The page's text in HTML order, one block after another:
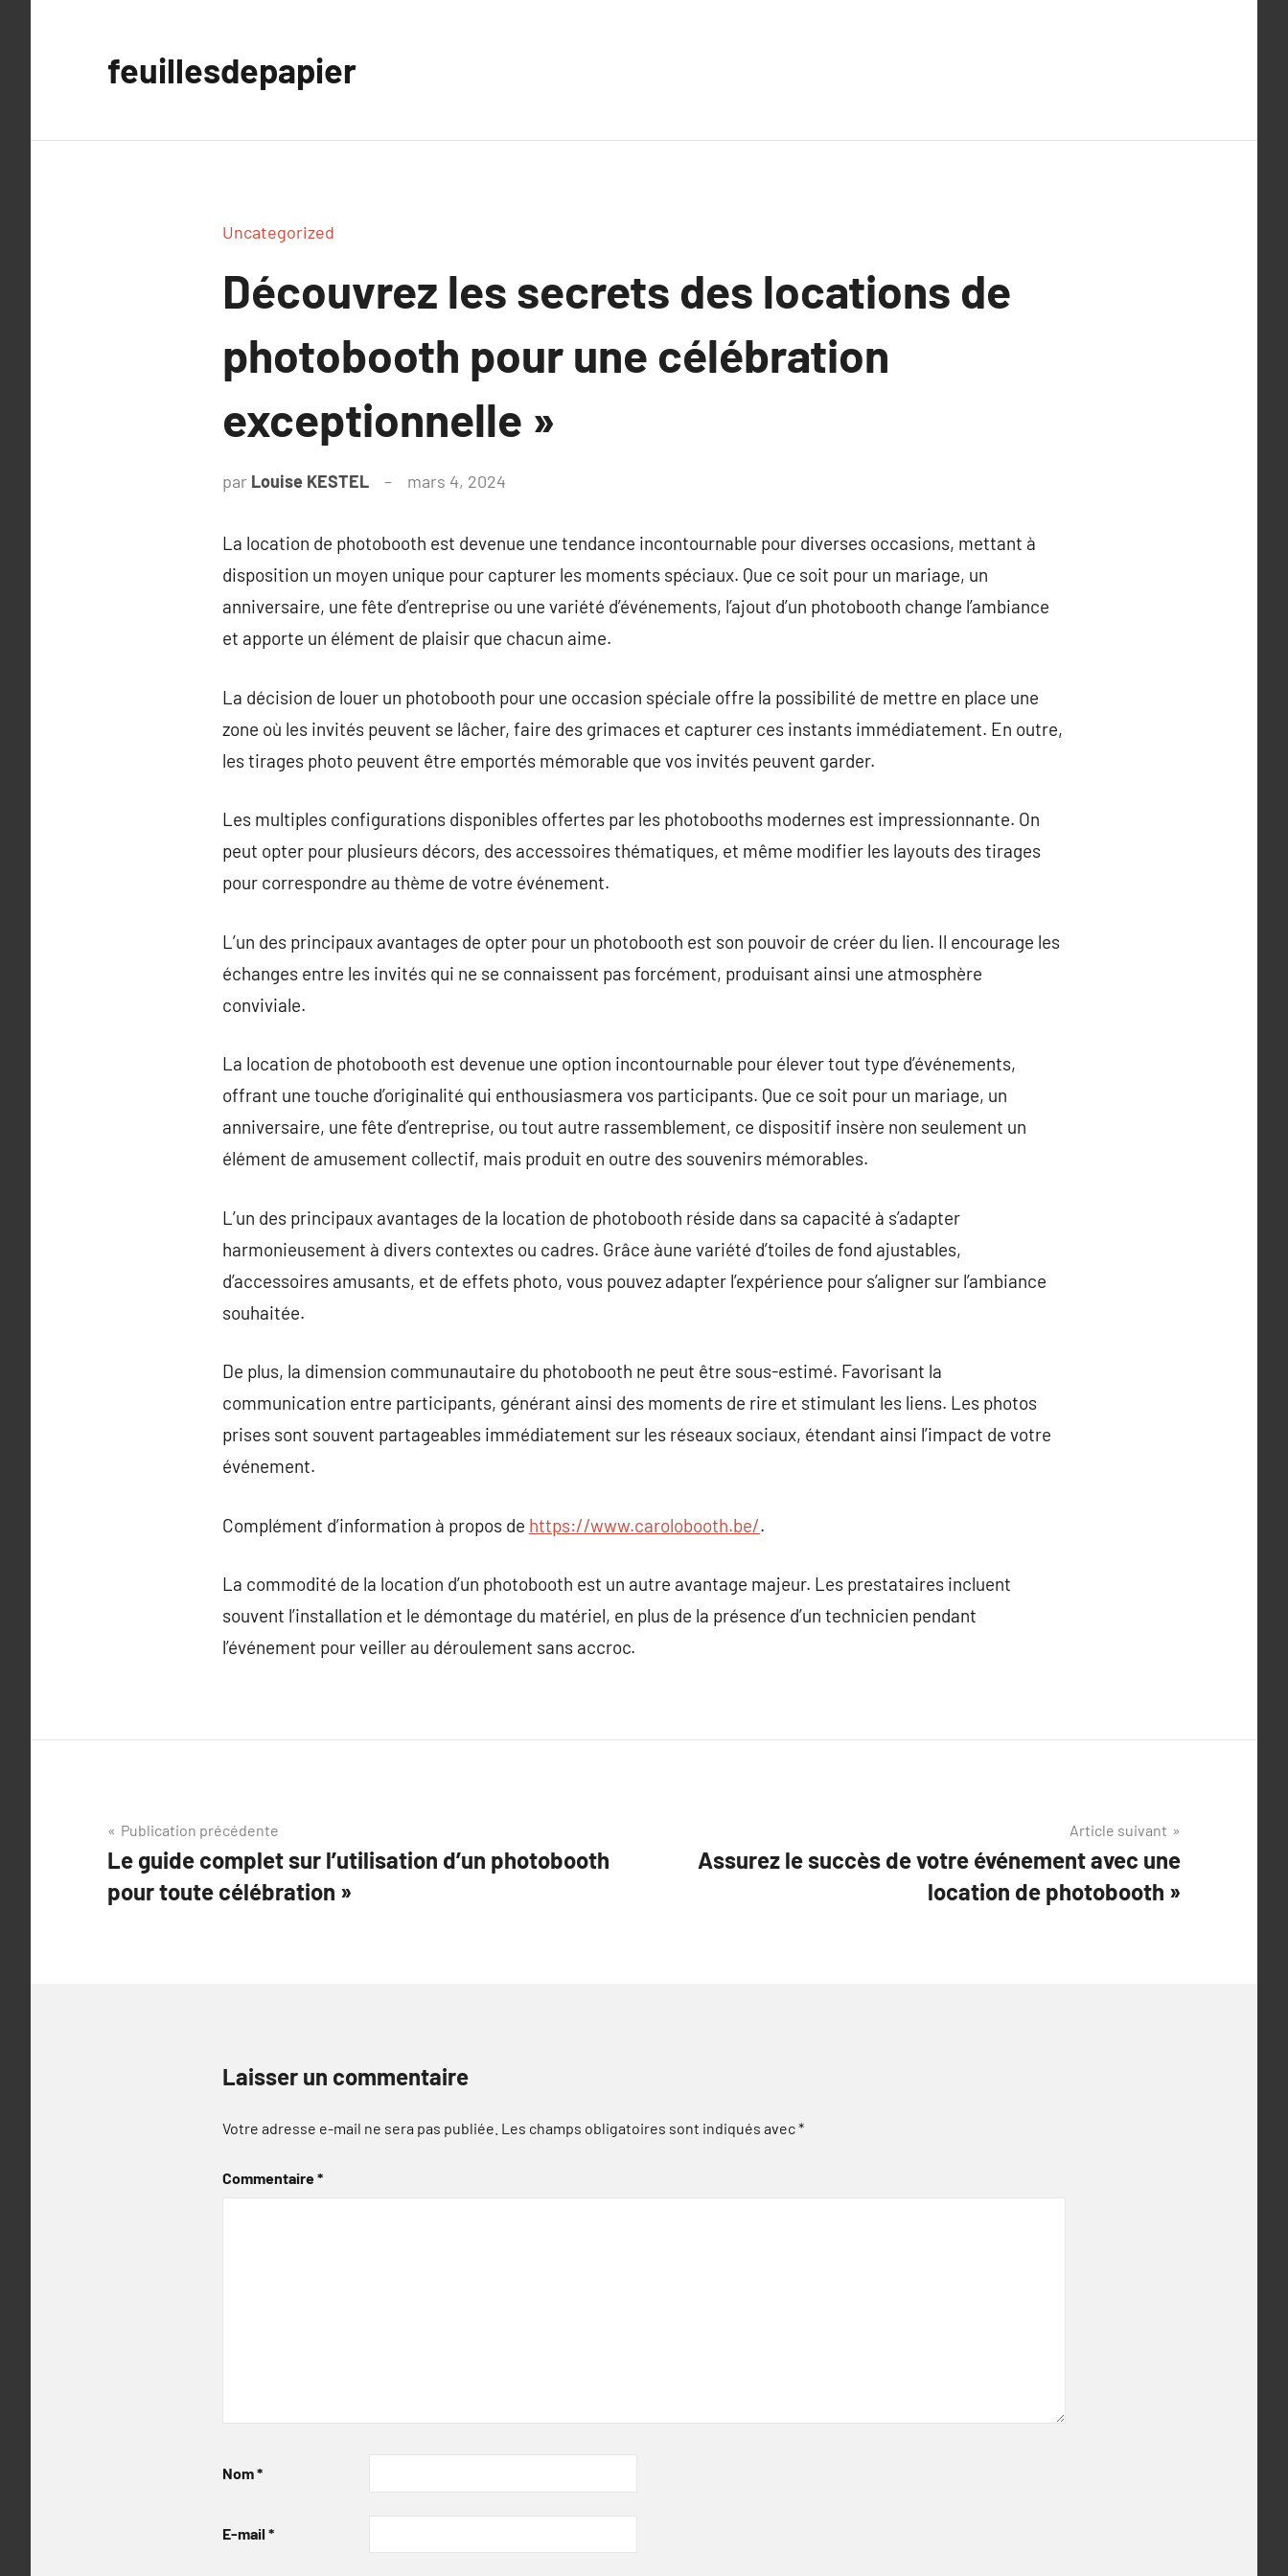
feuillesdepapier
Uncategorized
Découvrez les secrets des locations de
photobooth pour une célébration
exceptionnelle »
par Louise KESTEL mars 4, 2024
La location de photobooth est devenue une tendance incontournable pour diverses occasions, mettant à
disposition un moyen unique pour capturer les moments spéciaux. Que ce soit pour un mariage, un
anniversaire, une fête d’entreprise ou une variété d’événements, l’ajout d’un photobooth change l’ambiance
et apporte un élément de plaisir que chacun aime.
La décision de louer un photobooth pour une occasion spéciale offre la possibilité de mettre en place une
zone où les invités peuvent se lâcher, faire des grimaces et capturer ces instants immédiatement. En outre,
les tirages photo peuvent être emportés mémorable que vos invités peuvent garder.
Les multiples configurations disponibles offertes par les photobooths modernes est impressionnante. On
peut opter pour plusieurs décors, des accessoires thématiques, et même modifier les layouts des tirages
pour correspondre au thème de votre événement.
L’un des principaux avantages de opter pour un photobooth est son pouvoir de créer du lien. Il encourage les
échanges entre les invités qui ne se connaissent pas forcément, produisant ainsi une atmosphère
conviviale.
La location de photobooth est devenue une option incontournable pour élever tout type d’événements,
offrant une touche d’originalité qui enthousiasmera vos participants. Que ce soit pour un mariage, un
anniversaire, une fête d’entreprise, ou tout autre rassemblement, ce dispositif insère non seulement un
élément de amusement collectif, mais produit en outre des souvenirs mémorables.
L’un des principaux avantages de la location de photobooth réside dans sa capacité à s’adapter
harmonieusement à divers contextes ou cadres. Grâce àune variété d’toiles de fond ajustables,
d’accessoires amusants, et de effets photo, vous pouvez adapter l’expérience pour s’aligner sur l’ambiance
souhaitée.
De plus, la dimension communautaire du photobooth ne peut être sous-estimé. Favorisant la
communication entre participants, générant ainsi des moments de rire et stimulant les liens. Les photos
prises sont souvent partageables immédiatement sur les réseaux sociaux, étendant ainsi l’impact de votre
événement.
Complément d’information à propos de https://www.carolobooth.be/.
La commodité de la location d’un photobooth est un autre avantage majeur. Les prestataires incluent
souvent l’installation et le démontage du matériel, en plus de la présence d’un technicien pendant
l’événement pour veiller au déroulement sans accroc.
Navigation
de
l’article
Publication précédente
Le guide complet sur l’utilisation d’un photobooth
pour toute célébration »
Article suivant
Assurez le succès de votre événement avec une
location de photobooth »
Laisser un commentaire
Votre adresse e-mail ne sera pas publiée. Les champs obligatoires sont indiqués avec*
Commentaire*
Nom*
E-mail *